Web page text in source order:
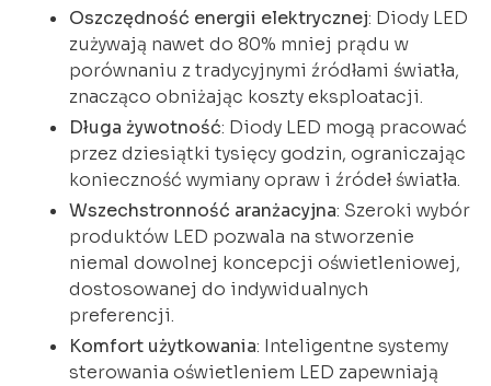
Oszczędność energii elektrycznej: Diody LED
zużywają nawet do 80% mniej prądu w
porównaniu z tradycyjnymi źródłami światła,
znacząco obniżając koszty eksploatacji.
Długa żywotność: Diody LED mogą pracować
przez dziesiątki tysięcy godzin, ograniczając
konieczność wymiany opraw i źródeł światła.
Wszechstronność aranżacyjna: Szeroki wybór
produktów LED pozwala na stworzenie
niemal dowolnej koncepcji oświetleniowej,
dostosowanej do indywidualnych
preferencji.
Komfort użytkowania: Inteligentne systemy
sterowania oświetleniem LED zapewniają